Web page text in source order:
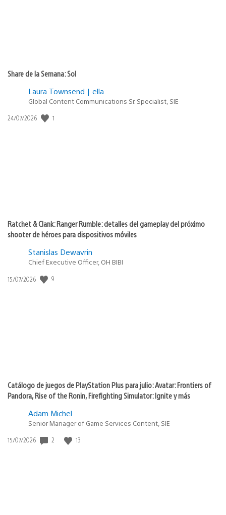
Share de la Semana: Sol
Laura Townsend | ella
Global Content Communications Sr. Specialist, SIE
Fecha
24/07/2026 1
Ratchet & Clank: Ranger Rumble: detalles del gameplay del próximo
shooter de héroes para dispositivos móviles
Stanislas Dewavrin
Chief Executive Officer, OH BIBI
Fecha
15/07/2026 9
Catálogo de juegos de PlayStation Plus para julio: Avatar: Frontiers of
Pandora, Rise of the Ronin, Firefighting Simulator: Ignite y más
Adam Michel
Senior Manager of Game Services Content, SIE
Fecha
15/07/2026 2 13